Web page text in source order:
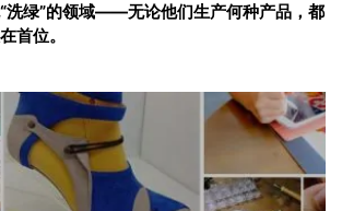
洗绿”的领域——无论他们生产何种产品，都
首位。